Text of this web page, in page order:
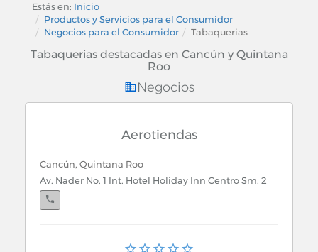
Estás en: Inicio
Productos y Servicios para el Consumidor
Negocios para el Consumidor
Tabaquerias
Tabaquerias destacadas en Cancún y Quintana
Roo
Negocios
Aerotiendas
Cancún, Quintana Roo
Av. Nader No. 1 Int. Hotel Holiday Inn Centro Sm. 2
Cancún, Quintana Roo